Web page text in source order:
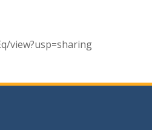
view?usp=sharing